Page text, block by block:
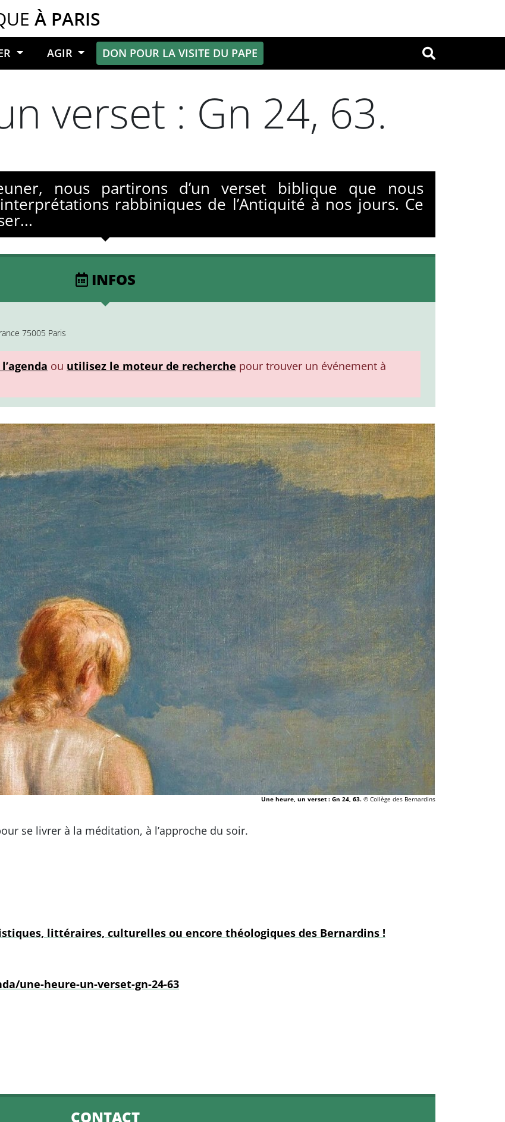
À PARIS
OK
AGIR DON POUR LA VISITE DU PAPE
verset : Gn 24, 63.
nous partirons d’un verset biblique que nous
rabbiniques de l’Antiquité à nos jours. Ce
INFOS
75005 Paris
ou utilisez le moteur de recherche pour trouver un événement à
Une heure, un verset : Gn 24, 63. © Collège des Bernardins
se livrer à la méditation, à l’approche du soir.
littéraires, culturelles ou encore théologiques des Bernardins !
une-heure-un-verset-gn-24-63
CONTACT